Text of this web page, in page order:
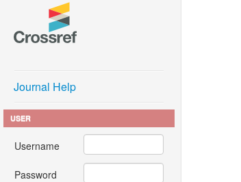
Journal Help
USER
Username
Password